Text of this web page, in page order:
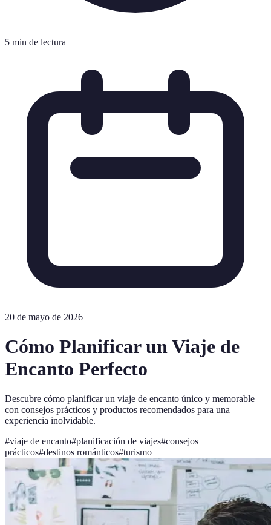
5 min de lectura
20 de mayo de 2026
Cómo Planificar un Viaje de
Encanto Perfecto
Descubre cómo planificar un viaje de encanto único y memorable
con consejos prácticos y productos recomendados para una
experiencia inolvidable.
#viaje de encanto#planificación de viajes#consejos
prácticos#destinos románticos#turismo